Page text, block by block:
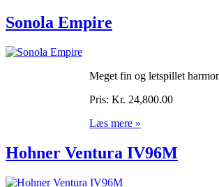
Sonola Empire
Meget fin og letspillet
Pris: Kr. 24,800.00
Læs mere »
Hohner Ventura IV96M